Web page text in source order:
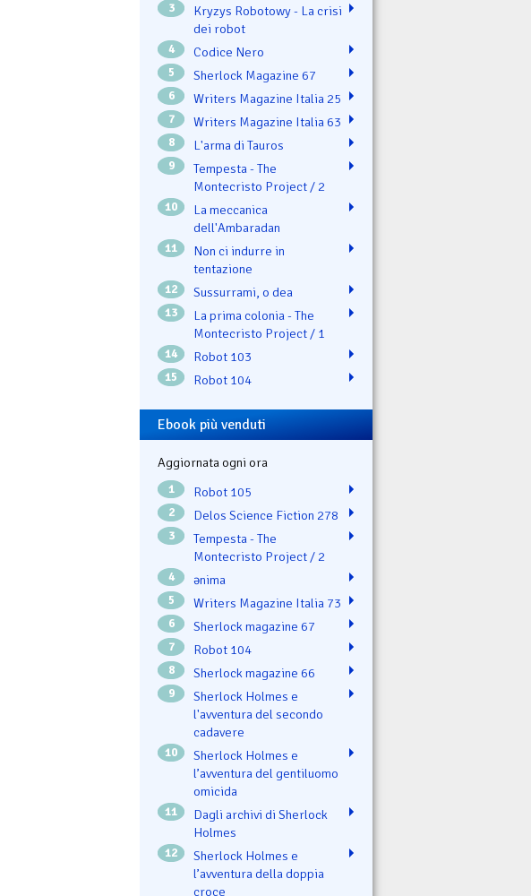
3
Kryzys Robotowy - La crisi
dei robot
4 Codice Nero
5 Sherlock Magazine 67
6 Writers Magazine Italia 25
7 Writers Magazine Italia 63
8 L'arma di Tauros
9
Tempesta - The
Montecristo Project / 2
10
La meccanica
dell'Ambaradan
11
Non ci indurre in
tentazione
12 Sussurrami, o dea
13
La prima colonia - The
Montecristo Project / 1
14 Robot 103
15 Robot 104
Ebook più venduti
Aggiornata ogni ora
1 Robot 105
2 Delos Science Fiction 278
3
Tempesta - The
Montecristo Project / 2
4 ənima
5 Writers Magazine Italia 73
6 Sherlock magazine 67
7 Robot 104
8 Sherlock magazine 66
9
Sherlock Holmes e
l'avventura del secondo
cadavere
10
Sherlock Holmes e
l’avventura del gentiluomo
omicida
11
Dagli archivi di Sherlock
Holmes
12
Sherlock Holmes e
l’avventura della doppia
croce